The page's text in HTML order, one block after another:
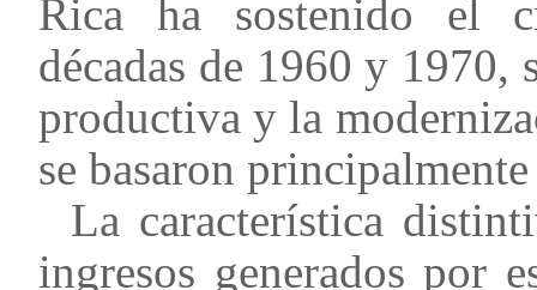
Rica ha sostenido el
décadas de 1960 y
productiva y la
se basaron
La característica
ingresos generados por